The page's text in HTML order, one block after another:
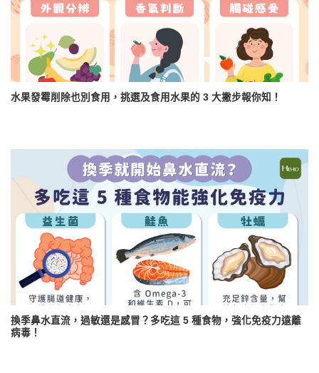
水果發霉削除也別食用，挑選及食用水果的 3 大撇步報你知！
換季鼻水直流，過敏還是感冒？多吃這 5 種食物，強化免疫力遠離
病毒！